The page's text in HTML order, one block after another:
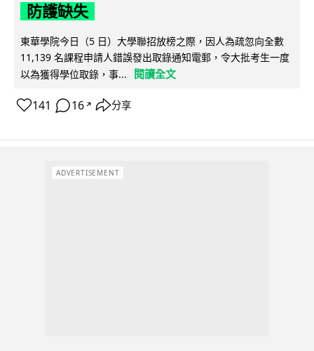
防護缺失
東華學院今日（5 日）大學聯招放榜之際，因人為疏忽向全數
11,139 名課程申請人錯誤發出取錄通知電郵，令大批考生一度
以為獲得學位取錄，事...
閱讀全文
141 16 ↗ 分享
ADVERTISEMENT